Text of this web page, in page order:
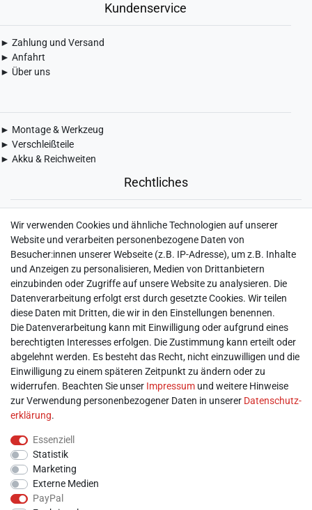
Kundenservice
► Zahlung und Versand
► Anfahrt
► Über uns
► Montage & Werkzeug
► Verschleißteile
► Akku & Reichweiten
Rechtliches
► Impressum
► Daten­schutz­erklärung
► AGB & Kundeninformation
► Barrierefreiheitserklärung
► Batterieentsorgung
► Kontakt
Mein Konto
► Registrieren
► Login
► Warenkorb
► Zur Kasse
Wir verwenden Cookies und ähnliche Technologien auf unserer
Website und verarbeiten personenbezogene Daten von
Besucher:innen unserer Webseite (z.B. IP-Adresse), um z.B. Inhalte
und Anzeigen zu personalisieren, Medien von Drittanbietern
einzubinden oder Zugriffe auf unsere Website zu analysieren. Die
Datenverarbeitung erfolgt erst durch gesetzte Cookies. Wir teilen
diese Daten mit Dritten, die wir in den Einstellungen benennen.
Die Datenverarbeitung kann mit Einwilligung oder aufgrund eines
berechtigten Interesses erfolgen. Die Zustimmung kann erteilt oder
abgelehnt werden. Es besteht das Recht, nicht einzuwilligen und die
Einwilligung zu einem späteren Zeitpunkt zu ändern oder zu
widerrufen. Beachten Sie unser Impressum und weitere Hinweise
zur Verwendung personenbezogener Daten in unserer Daten­schutz­
erklärung.
Essenziell
Statistik
Marketing
Externe Medien
PayPal